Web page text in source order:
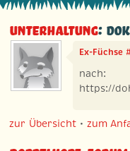
Unterhaltung:
Ex-Füchse
nach:
https://
zur Übersicht •zum